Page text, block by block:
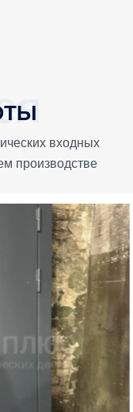
входных
производстве